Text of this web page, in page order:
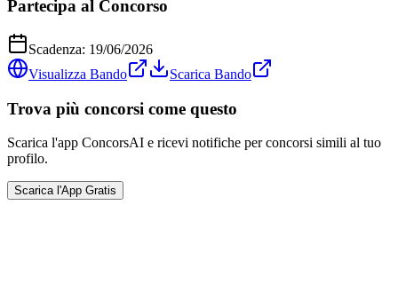
Partecipa al Concorso
Scadenza: 19/06/2026
Visualizza Bando
Scarica Bando
Trova più concorsi come questo
Scarica l'app ConcorsAI e ricevi notifiche per concorsi simili al tuo
profilo.
Scarica l'App Gratis